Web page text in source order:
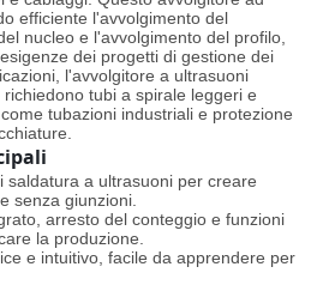
efficiente l'avvolgimento del
nucleo e l'avvolgimento del profilo,
dei progetti di gestione dei
l'avvolgitore a ultrasuoni
tubi a spirale leggeri e
tubazioni industriali e protezione
saldatura a ultrasuoni per creare
senza giunzioni.
arresto del conteggio e funzioni
la produzione.
e intuitivo, facile da apprendere per